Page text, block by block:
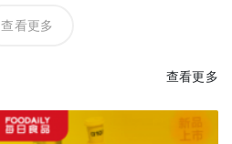
查看更多
查看更多